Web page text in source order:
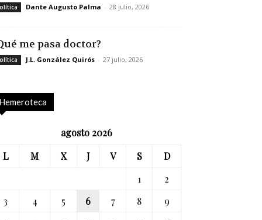
Dante Augusto Palma - 28 julio, 2026
me pasa doctor?
J.L. González Quirós - 27 julio, 2026
Hemeroteca
agosto 2026
L
M X J V S
D
1
2
3
4 5 6 7 8
9